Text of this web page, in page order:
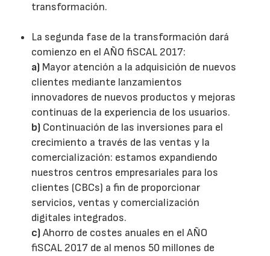
transformación.
La segunda fase de la transformación dará
comienzo en el AÑO fiSCAL 2017:
a) Mayor atención a la adquisición de nuevos
clientes mediante lanzamientos
innovadores de nuevos productos y mejoras
continuas de la experiencia de los usuarios.
b) Continuación de las inversiones para el
crecimiento a través de las ventas y la
comercialización: estamos expandiendo
nuestros centros empresariales para los
clientes (CBCs) a fin de proporcionar
servicios, ventas y comercialización
digitales integrados.
c)Ahorro de costes anuales en el AÑO
fiSCAL 2017 de al menos 50 millones de